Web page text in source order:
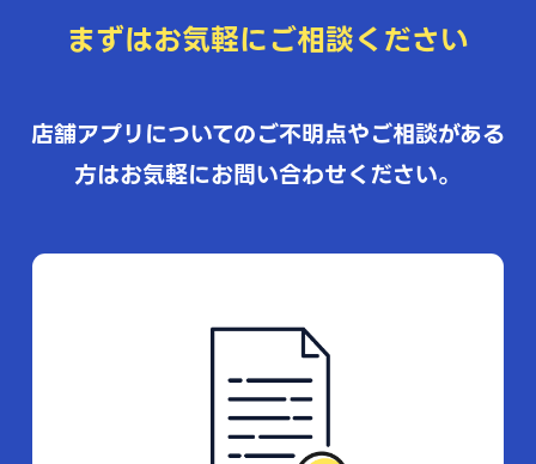
まずはお気軽にご相談ください
店舗アプリについてのご不明点やご相談がある
方はお気軽にお問い合わせください。